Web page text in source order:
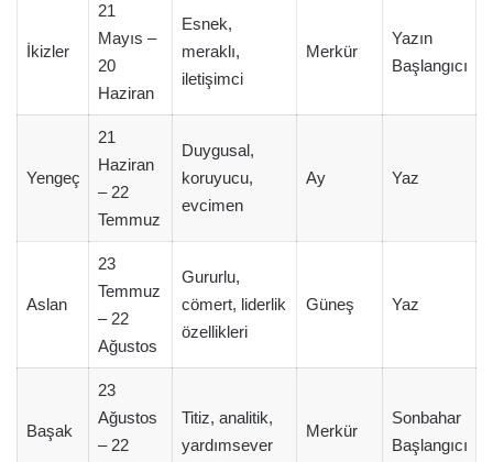
İkizler
21
Mayıs –
20
Haziran
Esnek,
meraklı,
iletişimci
Merkür
Yazın
Başlangıcı
Yengeç
21
Haziran
– 22
Temmuz
Duygusal,
koruyucu,
evcimen
Ay Yaz
Aslan
23
Temmuz
– 22
Ağustos
Gururlu,
cömert, liderlik
özellikleri
Güneş Yaz
Başak
23
Ağustos
– 22
Titiz, analitik,
yardımsever
Merkür
Sonbahar
Başlangıcı